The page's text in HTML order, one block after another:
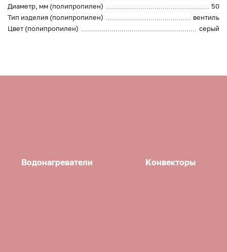
Диаметр, мм (полипропилен)
50
Тип изделия (полипропилен)
вентиль
Цвет (полипропилен)
серый
Водонагреватели Конвекторы